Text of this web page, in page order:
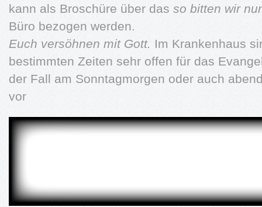
kann als Broschüre über das so bitten wir
Büro bezogen werden.
Euch versöhnen mit Gott. Im Krankenhaus
bestimmten Zeiten sehr offen für das
der Fall am Sonntagmorgen oder auch
vor